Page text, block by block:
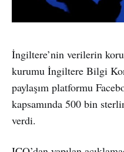
İngiltere’nin verilerin
kurumu İngiltere Bilgi
paylaşım platformu
kapsamında 500 bin
verdi.